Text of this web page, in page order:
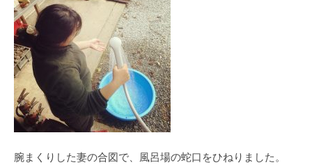
腕まくりした妻の合図で、風呂場の蛇口をひねりました。